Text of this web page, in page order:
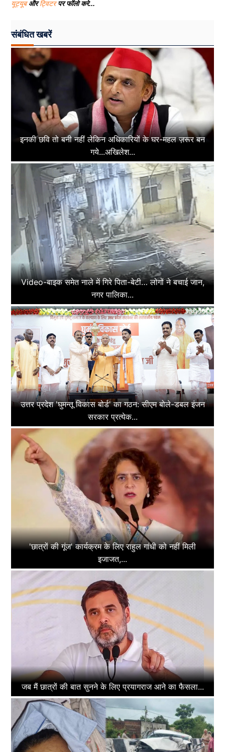
यूट्यूबऔरट्विटरपर फॉलो करे...
संबंधित खबरें
इनकी छवि तो बनी नहीं लेकिन अधिकारियों के घर-महल ज़रूर बन
गये...अखिलेश...
Video-बाइक समेत नाले में गिरे पिता-बेटी… लोगों ने बचाई जान,
नगर पालिका...
उत्तर प्रदेश 'घुमन्तू विकास बोर्ड' का गठन: सीएम बोले-डबल इंजन
सरकार प्रत्येक...
'छात्रों की गूंज' कार्यक्रम के लिए राहुल गांधी को नहीं मिली
इजाजत,...
जब मैं छात्रों की बात सुनने के लिए प्रयागराज आने का फैसला...